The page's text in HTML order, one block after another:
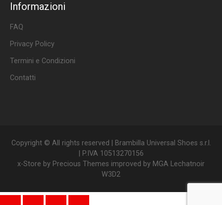
Informazioni
FAQ
Privacy Policy
Termini e Condizioni
Contatti
Copyright © All rights reserved | Brambilla Universal Shoes s.r.l.
| P.IVA 10513270156
x-Store by Precious Themes improved by MGA Lechatnoir
W3D2